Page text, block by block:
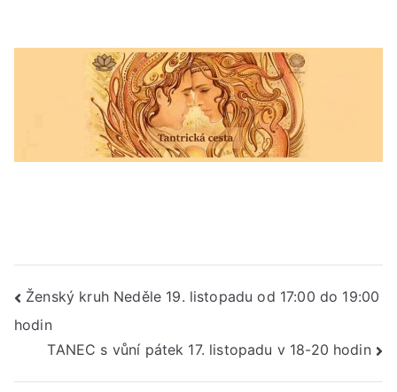
Navigace
pro
příspěvek
Ženský kruh Neděle 19. listopadu od 17:00 do 19:00
hodin
TANEC s vůní pátek 17. listopadu v 18-20 hodin